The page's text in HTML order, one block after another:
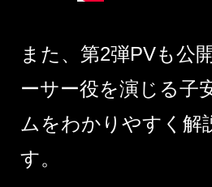
また、第2弾PVも公
ーサー役を演じる子
ムをわかりやすく解
す。